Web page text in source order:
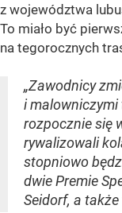
z województwa
To miało być
na tegorocznych
„Zawodnicy
i malowniczymi
rozpocznie się
rywalizowali
stopniowo
dwie Premie
Seidorf, a